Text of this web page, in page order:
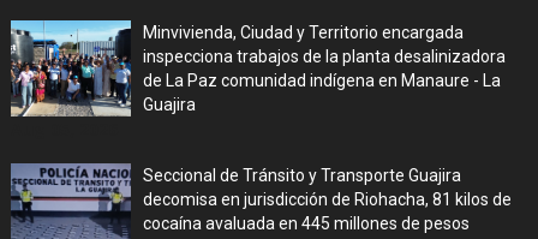
Minvivienda, Ciudad y Territorio encargada
inspecciona trabajos de la planta desalinizadora
de La Paz comunidad indígena en Manaure - La
Guajira
Seccional de Tránsito y Transporte Guajira
decomisa en jurisdicción de Riohacha, 81 kilos de
cocaína avaluada en 445 millones de pesos